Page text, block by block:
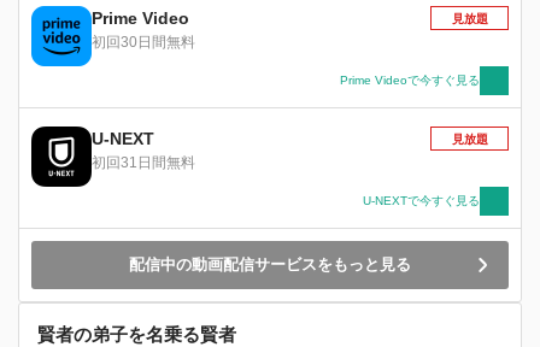
Prime Video
初回30日間無料
見放題
Prime Videoで今すぐ見る
U-NEXT
初回31日間無料
見放題
U-NEXTで今すぐ見る
配信中の動画配信サービスをもっと見る
賢者の弟子を名乗る賢者